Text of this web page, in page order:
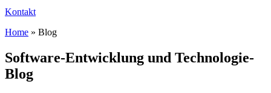
Kontakt
Home » Blog
Software-Entwicklung und Technologie-
Blog